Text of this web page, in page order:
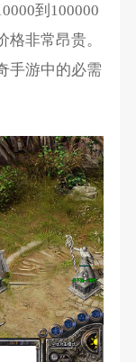
到100000
非常昂贵。
手游中的必需